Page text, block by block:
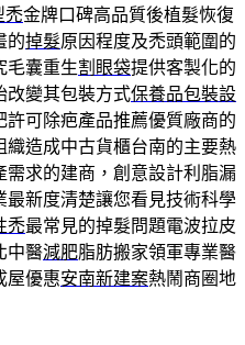
禿金牌口碑高品質後植髮恢復
的掉髮原因程度及禿頭範圍的
毛囊重生割眼袋提供客製化的
改變其包裝方式保養品包裝設
可除疤產品推薦優質廠商的
織造成中古貨櫃台南的主要熱
需求的建商，創意設計利脂漏
最新度清楚讓您看見技術科學
禿最常見的掉髮問題電波拉皮
中醫減肥脂肪搬家領軍專業醫
屋優惠安南新建案熱鬧商圈地